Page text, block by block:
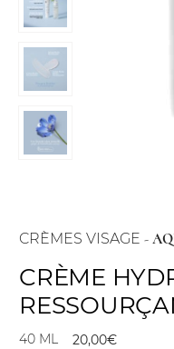
CRÈMES VISAGE -
CRÈME
40 ML 20,00€